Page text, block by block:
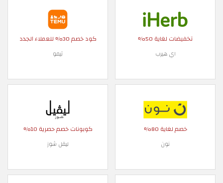
تخفيضات لغاية 50%
اي هيرب
كود خصم 30% للعملاء الجدد
تيمو
خصم لغاية 80%
نون
كوبونات خصم حصرية 10%
ليفل شوز